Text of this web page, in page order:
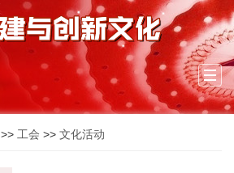
>> 工会 >> 文化活动